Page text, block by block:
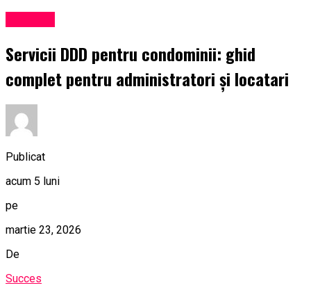
Servicii DDD pentru condominii: ghid
complet pentru administratori și locatari
Publicat
acum 5 luni
pe
martie 23, 2026
De
Succes